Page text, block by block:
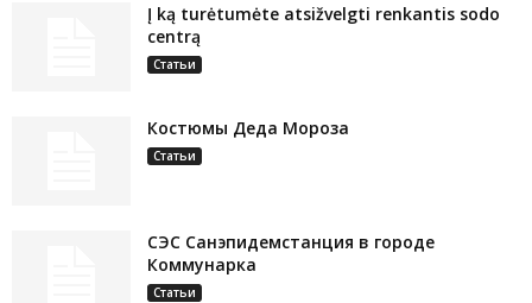
Į ką turėtumėte atsižvelgti renkantis sodo
centrą
Статьи
Костюмы Деда Мороза
Статьи
СЭС Санэпидемстанция в городе
Коммунарка
Статьи